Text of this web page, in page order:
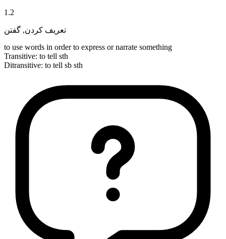
1 .2
تعریف کردن, گفتن
to use words in order to express or narrate something
Transitive: to tell sth
Ditransitive: to tell sb sth